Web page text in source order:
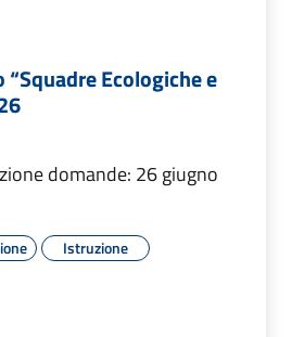
Ecologiche e
domande: 26 giugno
Istruzione